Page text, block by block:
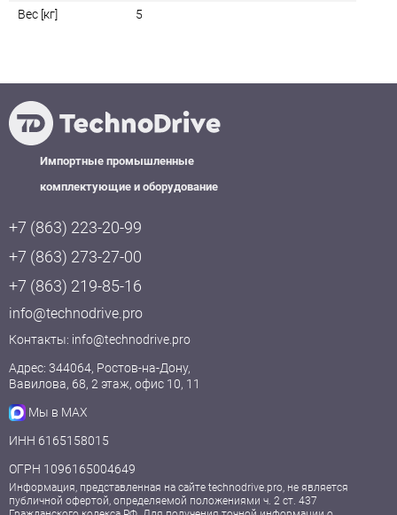
Вес [кг]
5
Импортные промышленные
комплектующие и оборудование
+7 (863) 223-20-99
+7 (863) 273-27-00
+7 (863) 219-85-16
info@technodrive.pro
Контакты: info@technodrive.pro
Адрес: 344064, Ростов-на-Дону,
Вавилова, 68, 2 этаж, офис 10, 11
Мы в MAX
ИНН 6165158015
ОГРН 1096165004649
Информация, представленная на сайте technodrive.pro, не является
публичной офертой, определяемой положениями ч. 2 ст. 437